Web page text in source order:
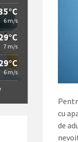
cu
de
6 m/s
7 m/s
6 m/s